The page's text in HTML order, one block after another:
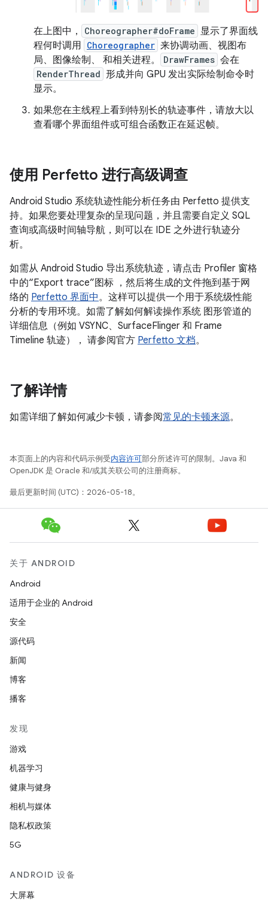
在上图中， Choreographer#doFrame
显示了界面线
程何时调用 Choreographer 来协调动画、视图布
局、图像绘制、 和相关进程。
DrawFrames 会在
RenderThread 形成并向 GPU 发出实际绘制命令时
显示。
如果您在主线程上看到特别长的轨迹事件，请放大以
查看哪个界面组件或可组合函数正在延迟帧。
使用 Perfetto 进行高级调查
Android Studio 系统轨迹性能分析任务由 Perfetto 提供支
持。如果您要处理复杂的呈现问题，并且需要自定义 SQL
查询或高级时间轴导航，则可以在 IDE 之外进行轨迹分
析。
如需从 Android Studio 导出系统轨迹，请点击 Profiler 窗格
中的“Export trace”图标 ，然后将生成的文件拖到基于网
络的 Perfetto 界面中。这样可以提供一个用于系统级性能
分析的专用环境。如需了解如何解读操作系统 图形管道的
详细信息（例如 VSYNC、SurfaceFlinger 和 Frame
Timeline 轨迹）， 请参阅官方 Perfetto 文档。
了解详情
如需详细了解如何减少卡顿，请参阅常见的卡顿来源。
本页面上的内容和代码示例受内容许可部分所述许可的限制。Java 和
OpenJDK 是 Oracle 和/或其关联公司的注册商标。
最后更新时间 (UTC)：2026-05-18。
关于 ANDROID
Android
适用于企业的 Android
安全
源代码
新闻
博客
播客
发现
游戏
机器学习
健康与健身
相机与媒体
隐私权政策
5G
ANDROID 设备
大屏幕